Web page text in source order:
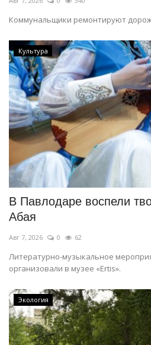
Коммунальщики ремонтируют
Культура
В Павлодаре воспели
Абая
Авг 7, 2026 0 62
Литературно-музыкальное
организовали в музее «Ertis».
Экология